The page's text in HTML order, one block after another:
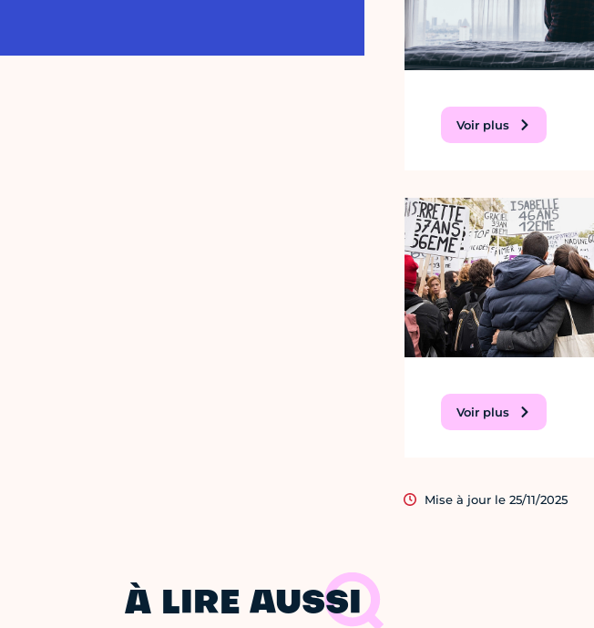
Voir plus
Voir plus
Mise à jour le 25/11/2025
À LIRE AUSSI